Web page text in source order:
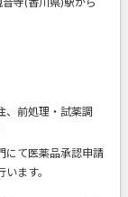
、前処理・試薬調
にて医薬品承認申請
ます。